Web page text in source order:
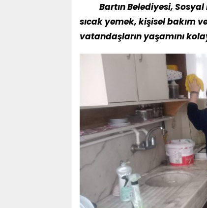
Bartın Belediyesi, Sosyal
sıcak yemek, kişisel bakım
vatandaşların yaşamını